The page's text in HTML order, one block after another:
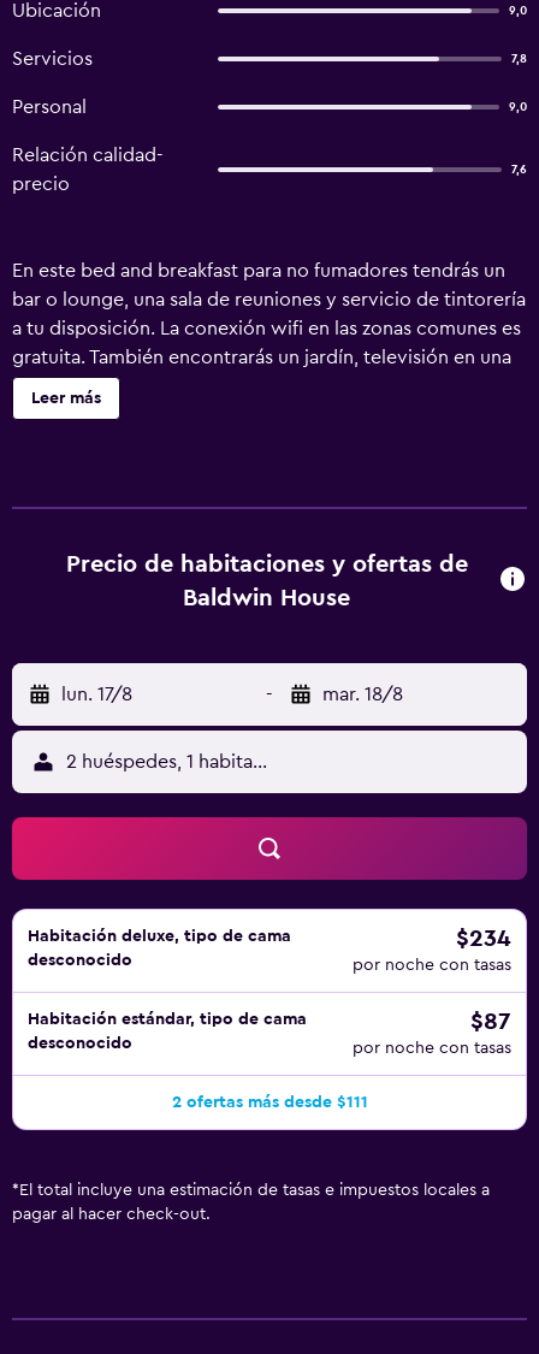
Ubicación 9,0
Servicios 7,8
Personal 9,0
Relación calidad-
precio
7,6
En este bed and breakfast para no fumadores tendrás un
bar o lounge, una sala de reuniones y servicio de tintorería
a tu disposición. La conexión wifi en las zonas comunes es
gratuita. También encontrarás un jardín, televisión en una
zona común y una máquina expendedora. Baldwin House
ofrece 10 alojamientos con reproductor de DVD y botella
wifi gratis. Se ofrece una televisión de pantalla plana en
todas las habitaciones. Es posible solicitar tabla de
las actividades de ocio y esparcimiento que se indican
más abajo en las instalaciones o cerca del alojamiento (es
posible que se aplique un recargo).
Leer más
Precio de habitaciones y ofertas de
Baldwin House
lun. 17/8 - mar. 18/8
2 huéspedes, 1 habitación
Habitación deluxe, tipo de cama
desconocido
$234
por noche con tasas
Habitación estándar, tipo de cama
desconocido
$87
por noche con tasas
2 ofertas más desde $111
* El total incluye una estimación de tasas e impuestos locales a
pagar al hacer check-out.